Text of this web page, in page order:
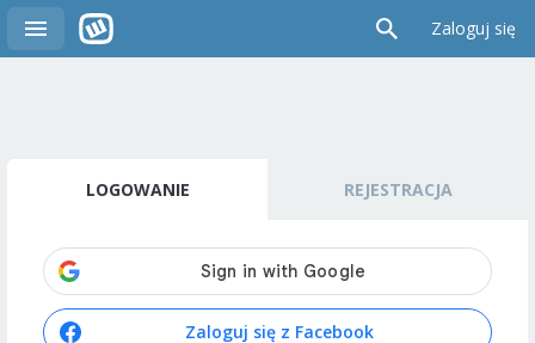
Zaloguj się
LOGOWANIE REJESTRACJA
Zaloguj się z Facebook